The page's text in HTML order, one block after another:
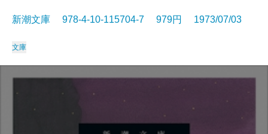
新潮文庫 978-4-10-115704-7 979円 1973/07/03
文庫